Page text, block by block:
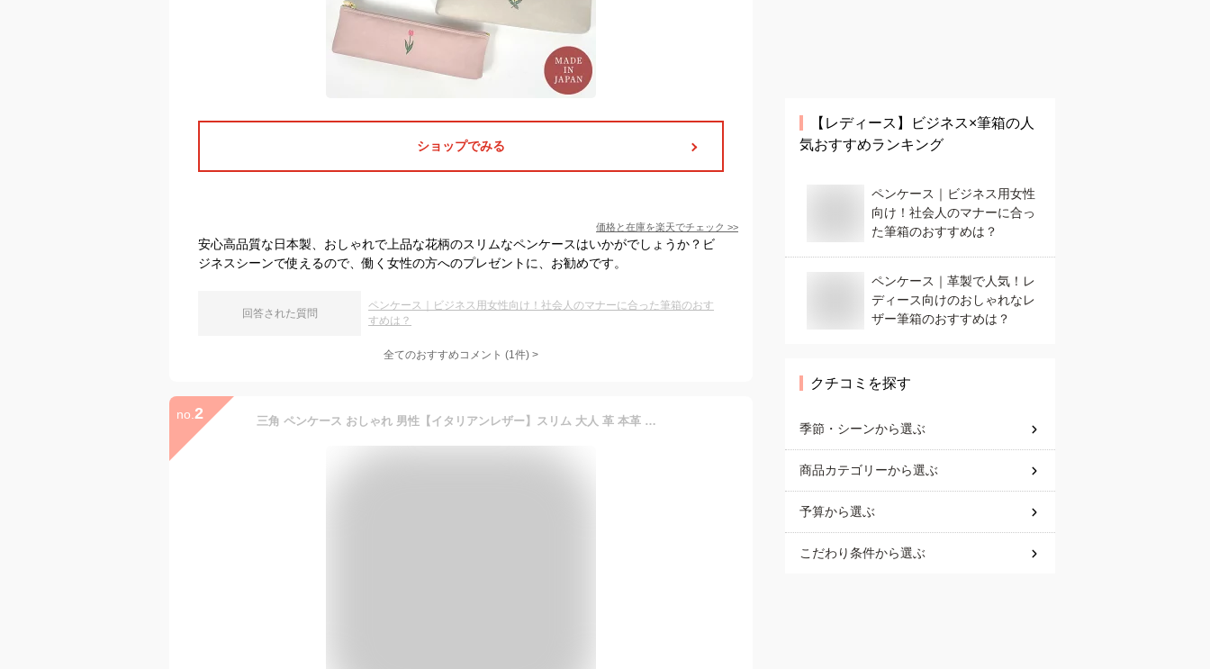
ショップでみる
価格と在庫を楽天でチェック >>
安心高品質な日本製、おしゃれで上品な花柄のスリムなペンケースはいかがでしょうか？ビ
ジネスシーンで使えるので、働く女性の方へのプレゼントに、お勧めです。
回答された質問
ペンケース｜ビジネス用女性向け！社会人のマナーに合った筆箱のおす
すめは？
全てのおすすめコメント (1件) >
no. 2 三角 ペンケース おしゃれ 男性【イタリアンレザー】スリム 大人 革 本革 筆箱 ファスナー ブランド DUCT 無地 レザー メンズ レディース 女性 文具 文房具 プレゼント 実用的 贈り物 ギフト 誕生日 おすすめ シンプル 大学生 社会人 ビジネス 高級 楽天 通販
【レディース】 ビジネス×筆箱の人
気おすすめランキング
ペンケース｜ビジネス用女性
向け！社会人のマナーに合っ
た筆箱のおすすめは？
ペンケース｜革製で人気！レ
ディース向けのおしゃれなレ
ザー筆箱のおすすめは？
クチコミを探す
季節・シーンから選ぶ
商品カテゴリーから選ぶ
予算から選ぶ
こだわり条件から選ぶ